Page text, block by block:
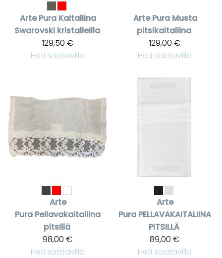
Arte Pura Kaitaliina
Swarovski kristalleilla
129,50 €
Heti saatavilla
Arte Pura Musta
pitsikaitaliina
129,00 €
Heti saatavilla
Arte
Pura Pellavakaitaliina
pitsillä
98,00 €
Heti saatavilla
Arte
Pura PELLAVAKAITALIINA
PITSILLÄ
89,00 €
Heti saatavilla